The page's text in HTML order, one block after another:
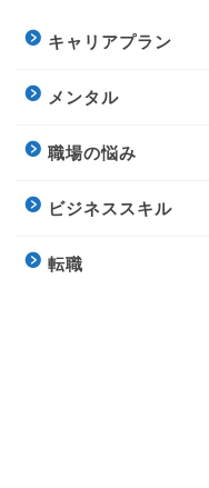
キャリアプラン
メンタル
職場の悩み
ビジネススキル
転職